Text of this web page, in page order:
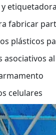
fabricar
plásticos
celulares